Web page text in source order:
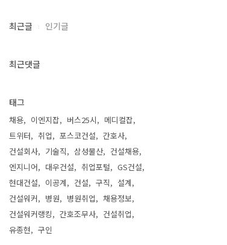
최근글 인기글
최근댓글
태그
채용 이엔지잡 버스25시
메디컬잡
트위터
취업 포스코건설
간호사
건설회사
기술직 삼성물산
건설채용
엔지니어
대우건설 취업포털
GS건설
현대건설
이공계 건설 구직
설계
건설워커
병원 병원취업
채용정보
건설워커랭킹
간호조무사
건설취업
유종현
구인